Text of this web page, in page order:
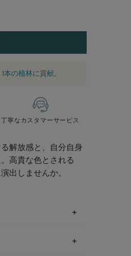
の植林に貢献。
丁寧なカスタマーサービス
解放感と、自分自身
高貴な色とされる
出しませんか。